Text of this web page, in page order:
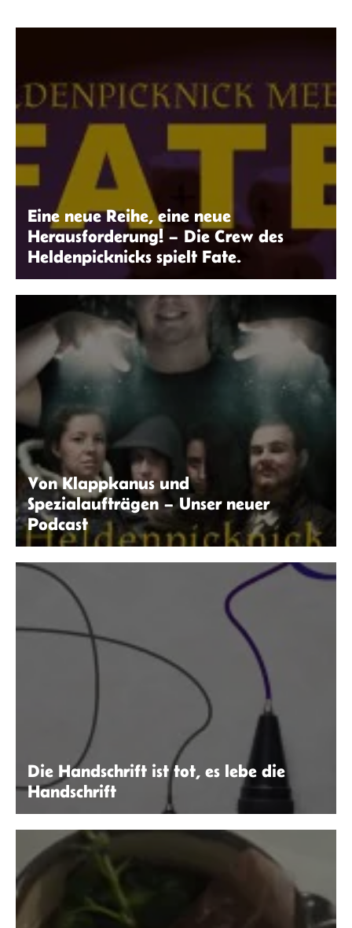
Eine neue Reihe, eine neue
Herausforderung! – Die Crew des
Heldenpicknicks spielt Fate.
Von Klappkanus und
Spezialaufträgen – Unser neuer
Podcast
Die Handschrift ist tot, es lebe die
Handschrift